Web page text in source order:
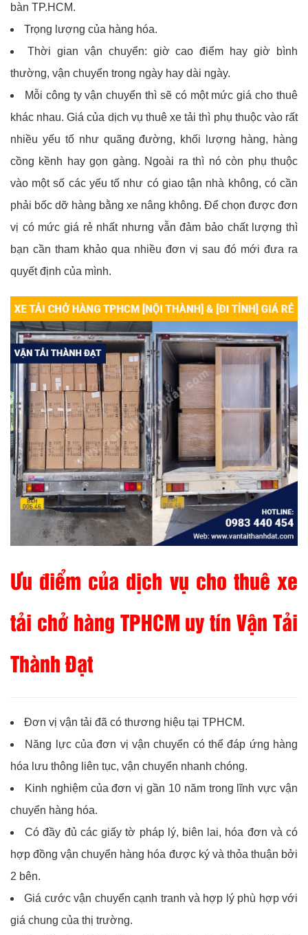
bàn TP.HCM.
Trọng lượng của hàng hóa.
Thời gian vận chuyển: giờ cao điểm hay giờ bình
thường, vận chuyển trong ngày hay dài ngày.
Mỗi công ty vận chuyển thì sẽ có một mức giá cho thuê
khác nhau. Giá của dịch vụ thuê xe tải thì phụ thuộc vào rất
nhiều yếu tố như quãng đường, khối lượng hàng, hàng
cồng kềnh hay gọn gàng. Ngoài ra thì nó còn phụ thuộc
vào một số các yếu tố như có giao tận nhà không, có cần
phải bốc dỡ hàng bằng xe nâng không. Để chọn được đơn
vị có mức giá rẻ nhất nhưng vẫn đảm bảo chất lượng thì
bạn cần tham khảo qua nhiều đơn vị sau đó mới đưa ra
quyết định của mình.
Ưu điểm của dịch vụ cho thuê xe
tải chở hàng TPHCM uy tín Vận Tải
Thành Đạt
Đơn vị vận tải đã có thương hiệu tại TPHCM.
Năng lực của đơn vị vận chuyển có thể đáp ứng hàng
hóa lưu thông liên tục, vận chuyển nhanh chóng.
Kinh nghiệm của đơn vị gần 10 năm trong lĩnh vực vận
chuyển hàng hóa.
Có đầy đủ các giấy tờ pháp lý, biên lai, hóa đơn và có
hợp đồng vận chuyển hàng hóa được ký và thỏa thuận bởi
2 bên.
Giá cước vận chuyển cạnh tranh và hợp lý phù hợp với
giá chung của thị trường.